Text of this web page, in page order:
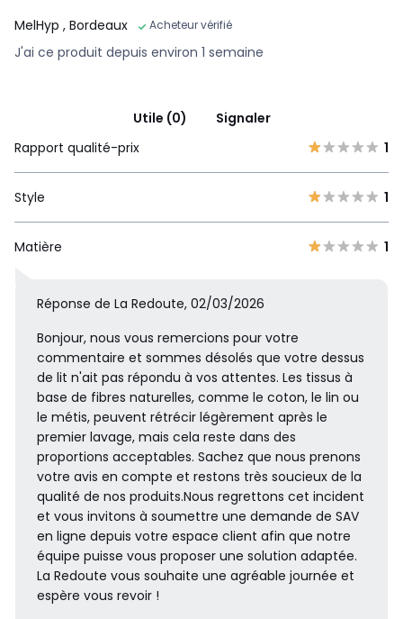
MelHyp , Bordeaux Acheteur vérifié
J'ai ce produit depuis environ 1 semaine
Utile (0)
Signaler
Rapport qualité-prix
1
Style 1
Matière 1
Réponse de La Redoute, 02/03/2026
Bonjour, nous vous remercions pour votre
commentaire et sommes désolés que votre dessus
de lit n'ait pas répondu à vos attentes. Les tissus à
base de fibres naturelles, comme le coton, le lin ou
le métis, peuvent rétrécir légèrement après le
premier lavage, mais cela reste dans des
proportions acceptables. Sachez que nous prenons
votre avis en compte et restons très soucieux de la
qualité de nos produits.Nous regrettons cet incident
et vous invitons à soumettre une demande de SAV
en ligne depuis votre espace client afin que notre
équipe puisse vous proposer une solution adaptée.
La Redoute vous souhaite une agréable journée et
espère vous revoir !